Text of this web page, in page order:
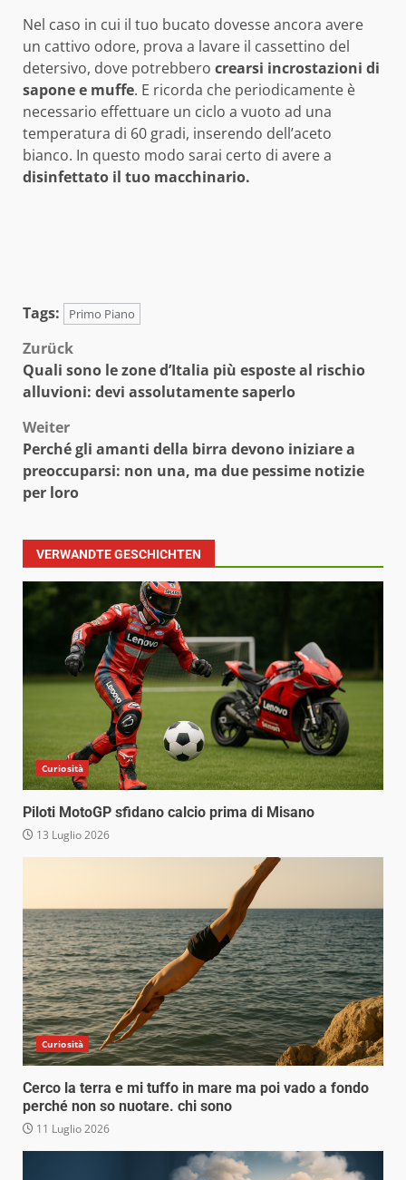
Nel caso in cui il tuo bucato dovesse ancora avere
un cattivo odore, prova a lavare il cassettino del
detersivo, dove potrebbero crearsi incrostazioni di
sapone e muffe. E ricorda che periodicamente è
necessario effettuare un ciclo a vuoto ad una
temperatura di 60 gradi, inserendo dell’aceto
bianco. In questo modo sarai certo di avere a
disinfettato il tuo macchinario.
Tags: Primo Piano
Beitragsnavigation
Zurück
Quali sono le zone d’Italia più esposte al rischio
alluvioni: devi assolutamente saperlo
Weiter
Perché gli amanti della birra devono iniziare a
preoccuparsi: non una, ma due pessime notizie
per loro
VERWANDTE GESCHICHTEN
Curiosità
Piloti MotoGP sfidano calcio prima di Misano
13 Luglio 2026
Curiosità
Cerco la terra e mi tuffo in mare ma poi vado a fondo
perché non so nuotare. chi sono
11 Luglio 2026